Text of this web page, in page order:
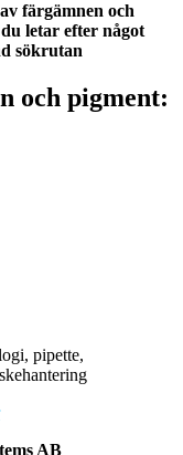
färgämnen och
letar efter något
sökrutan
och pigment:
pipette,
AB